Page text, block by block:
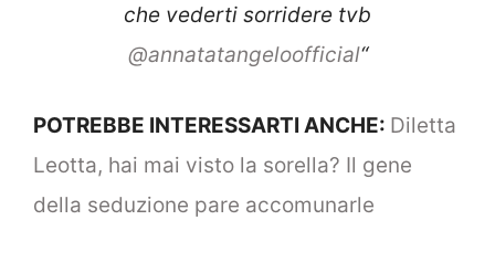
che vederti sorridere tvb
@annatatangeloofficial“
POTREBBE INTERESSARTI ANCHE: Diletta
Leotta, hai mai visto la sorella? Il gene
della seduzione pare accomunarle